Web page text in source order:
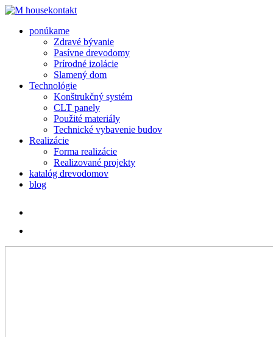
kontakt
ponúkame
Zdravé bývanie
Pasívne drevodomy
Prírodné izolácie
Slamený dom
Technológie
Konštrukčný systém
CLT panely
Použité materiály
Technické vybavenie budov
Realizácie
Forma realizácie
Realizované projekty
katalóg drevodomov
blog